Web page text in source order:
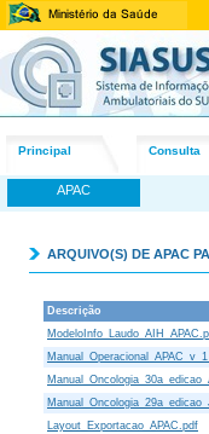
Principal Consulta
APAC
ARQUIVO(S) DE APAC
Descrição
Layout_Exportacao_APAC.pdf